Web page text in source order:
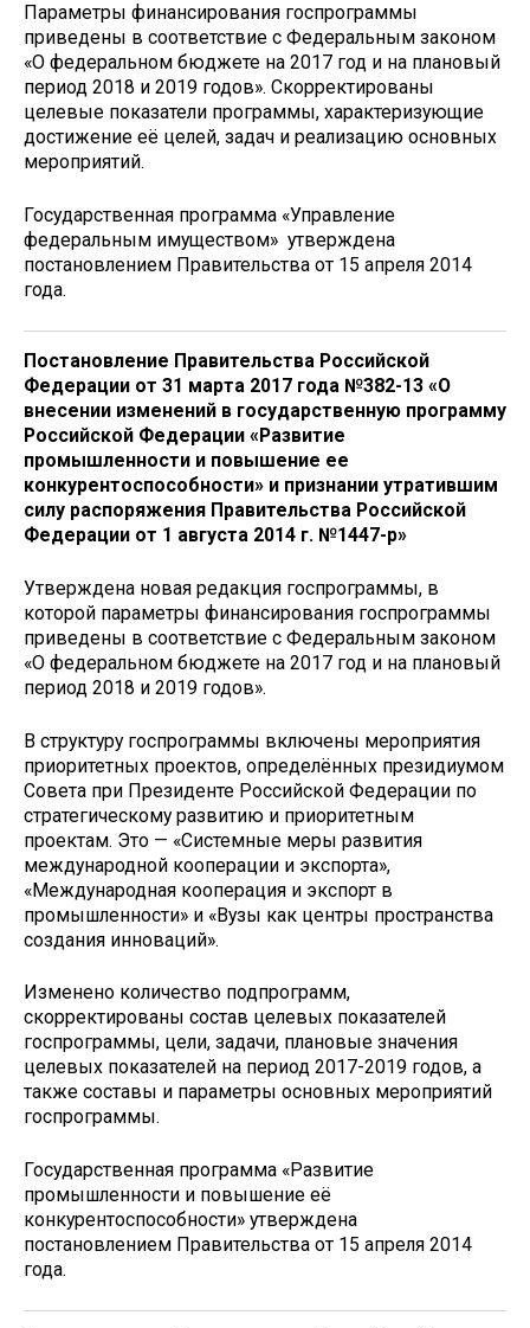
Параметры финансирования госпрограммы
приведены в соответствие с Федеральным законом
«О федеральном бюджете на 2017 год и на плановый
период 2018 и 2019 годов». Скорректированы
целевые показатели программы, характеризующие
достижение её целей, задач и реализацию основных
мероприятий.
Государственная программа «Управление
федеральным имуществом» утверждена
постановлением Правительства от 15 апреля 2014
года.
Постановление Правительства Российской
Федерации от 31 марта 2017 года №382-13 «О
внесении изменений в государственную программу
Российской Федерации «Развитие
промышленности и повышение ее
конкурентоспособности» и признании утратившим
силу распоряжения Правительства Российской
Федерации от 1 августа 2014 г. №1447-р»
Утверждена новая редакция госпрограммы, в
которой параметры финансирования госпрограммы
приведены в соответствие с Федеральным законом
«О федеральном бюджете на 2017 год и на плановый
период 2018 и 2019 годов».
В структуру госпрограммы включены мероприятия
приоритетных проектов, определённых президиумом
Совета при Президенте Российской Федерации по
стратегическому развитию и приоритетным
проектам. Это — «Системные меры развития
международной кооперации и экспорта»,
«Международная кооперация и экспорт в
промышленности» и «Вузы как центры пространства
создания инноваций».
Изменено количество подпрограмм,
скорректированы состав целевых показателей
госпрограммы, цели, задачи, плановые значения
целевых показателей на период 2017-2019 годов, а
также составы и параметры основных мероприятий
госпрограммы.
Государственная программа «Развитие
промышленности и повышение её
конкурентоспособности» утверждена
постановлением Правительства от 15 апреля 2014
года.